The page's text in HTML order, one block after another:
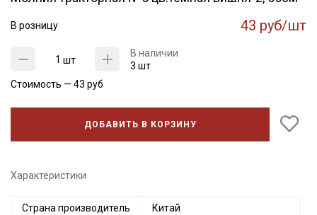
В розницу 43 руб/шт
шт
В наличии
3 шт
Стоимость — 43 руб
ДОБАВИТЬ В КОРЗИНУ
Характеристики
Страна производитель Китай